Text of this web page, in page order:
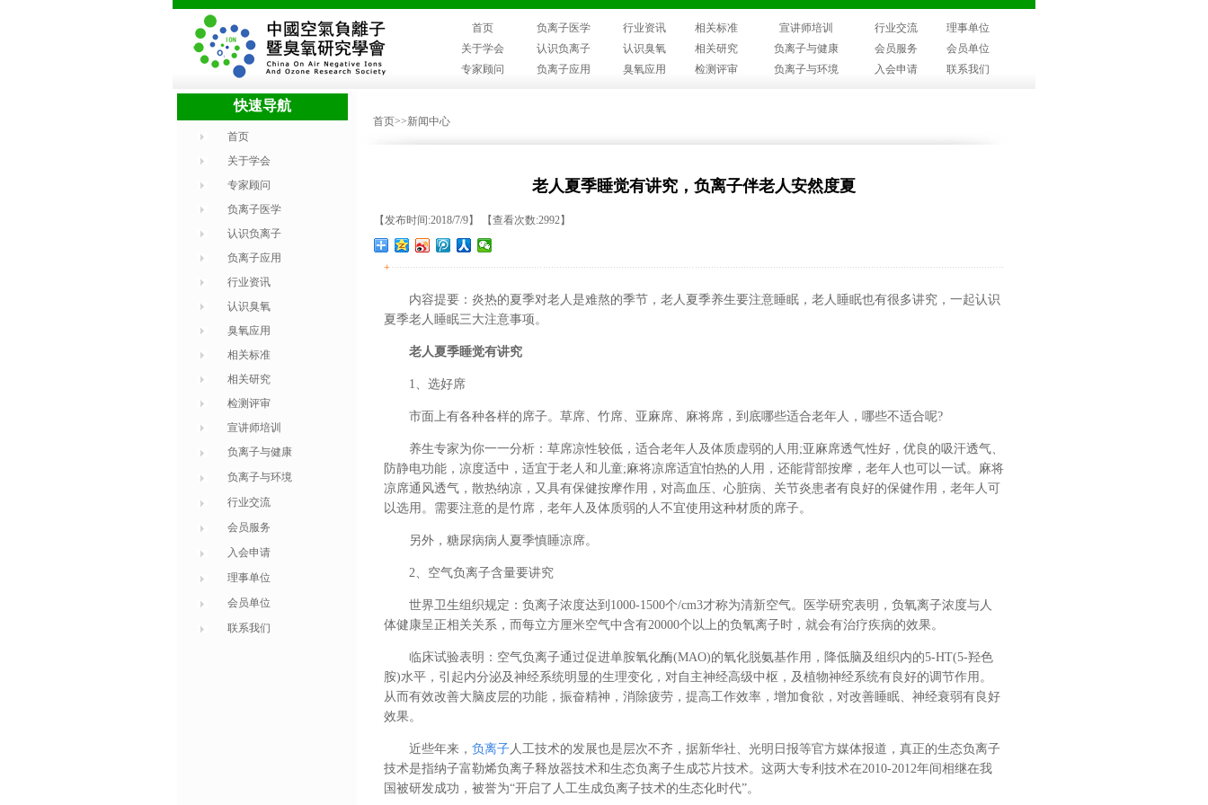
首页 负离子医学 行业资讯 相关标准 宣讲师培训 行业交流
理事单位
关于学会
认识负离子 认识臭氧 相关研究 负离子与健康 会员服务
会员单位
专家顾问
负离子应用 臭氧应用 检测评审 负离子与环境 入会申请 联系我们
快速导航
首页
关于学会
专家顾问
负离子医学
认识负离子
负离子应用
行业资讯
认识臭氧
臭氧应用
相关标准
相关研究
检测评审
宣讲师培训
负离子与健康
负离子与环境
行业交流
会员服务
入会申请
理事单位
会员单位
联系我们
首页>>新闻中心
老人夏季睡觉有讲究，负离子伴老人安然度夏
【发布时间:2018/7/9】 【查看次数:2992】
+
内容提要：炎热的夏季对老人是难熬的季节，老人夏季养生要注意睡眠，老人睡眠也有很多讲究，一起认识
夏季老人睡眠三大注意事项。
老人夏季睡觉有讲究
1、选好席
市面上有各种各样的席子。草席、竹席、亚麻席、麻将席，到底哪些适合老年人，哪些不适合呢?
养生专家为你一一分析：草席凉性较低，适合老年人及体质虚弱的人用;亚麻席透气性好，优良的吸汗透气、
防静电功能，凉度适中，适宜于老人和儿童;麻将凉席适宜怕热的人用，还能背部按摩，老年人也可以一试。麻将
凉席通风透气，散热纳凉，又具有保健按摩作用，对高血压、心脏病、关节炎患者有良好的保健作用，老年人可
以选用。需要注意的是竹席，老年人及体质弱的人不宜使用这种材质的席子。
另外，糖尿病病人夏季慎睡凉席。
2、空气负离子含量要讲究
世界卫生组织规定：负离子浓度达到1000-1500个/cm3才称为清新空气。医学研究表明，负氧离子浓度与人
体健康呈正相关关系，而每立方厘米空气中含有20000个以上的负氧离子时，就会有治疗疾病的效果。
临床试验表明：空气负离子通过促进单胺氧化酶(MAO)的氧化脱氨基作用，降低脑及组织内的5-HT(5-羟色
胺)水平，引起内分泌及神经系统明显的生理变化，对自主神经高级中枢，及植物神经系统有良好的调节作用。
从而有效改善大脑皮层的功能，振奋精神，消除疲劳，提高工作效率，增加食欲，对改善睡眠、神经衰弱有良好
效果。
近些年来， 负离子人工技术的发展也是层次不齐，据新华社、光明日报等官方媒体报道，真正的生态负离子
技术是指纳子富勒烯负离子释放器技术和生态负离子生成芯片技术。这两大专利技术在2010-2012年间相继在我
国被研发成功，被誉为“开启了人工生成负离子技术的生态化时代”。